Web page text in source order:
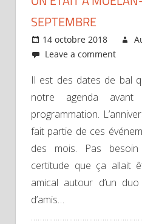
SEPTEMBRE
14 octobre 2018
Leave a comment
Il est des dates de bal
notre agenda avant
programmation.
fait partie de ces
des mois. Pas
certitude que ça allait
amical autour d’un
d’amis…